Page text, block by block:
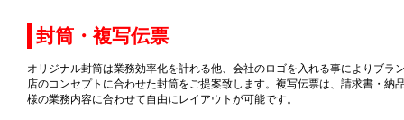
封筒・複写伝票
オリジナル封筒は業務効率化を計れる他、会社のロゴを入れる事によりブラ
店のコンセプトに合わせた封筒をご提案致します。複写伝票は、請求書・納
様の業務内容に合わせて自由にレイアウトが可能です。